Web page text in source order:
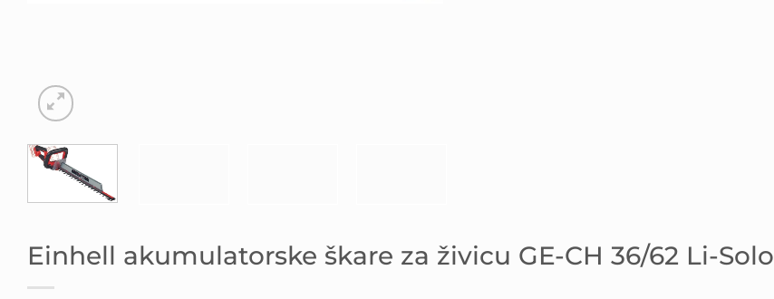
Einhell akumulatorske škare za živicu GE-CH 36/62 Li-Solo